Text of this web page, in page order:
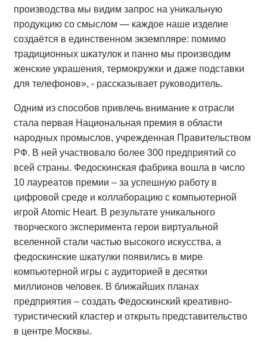
производства мы видим запрос на уникальную
продукцию со смыслом — каждое наше изделие
создаётся в единственном экземпляре: помимо
традиционных шкатулок и панно мы производим
женские украшения, термокружки и даже подставки
для телефонов», - рассказывает руководитель.
Одним из способов привлечь внимание к отрасли
стала первая Национальная премия в области
народных промыслов, учрежденная Правительством
РФ. В ней участвовало более 300 предприятий со
всей страны. Федоскинская фабрика вошла в число
10 лауреатов премии – за успешную работу в
цифровой среде и коллаборацию с компьютерной
игрой Atomic Heart. В результате уникального
творческого эксперимента герои виртуальной
вселенной стали частью высокого искусства, а
федоскинские шкатулки появились в мире
компьютерной игры с аудиторией в десятки
миллионов человек. В ближайших планах
предприятия – создать Федоскинский креативно-
туристический кластер и открыть представительство
в центре Москвы.